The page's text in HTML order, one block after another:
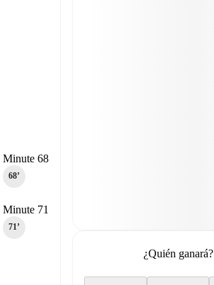
Minute 68
68‎’‎
Minute 71
71‎’‎
¿Quién ganará?